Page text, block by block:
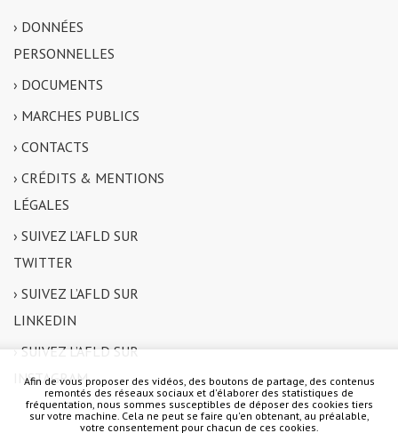
Afin de vous proposer des vidéos, des boutons de partage, des contenus
remontés des réseaux sociaux et d'élaborer des statistiques de
fréquentation, nous sommes susceptibles de déposer des cookies tiers
sur votre machine. Cela ne peut se faire qu'en obtenant, au préalable,
votre consentement pour chacun de ces cookies.
› DONNÉES
PERSONNELLES
› DOCUMENTS
› MARCHES PUBLICS
› CONTACTS
› CRÉDITS & MENTIONS
LÉGALES
› SUIVEZ L’AFLD SUR
TWITTER
› SUIVEZ L’AFLD SUR
LINKEDIN
› SUIVEZ L’AFLD SUR
INSTAGRAM